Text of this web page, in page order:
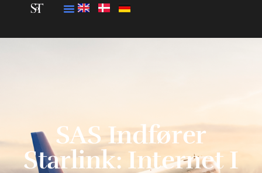
SAS Indfører
Starlink: Internet I